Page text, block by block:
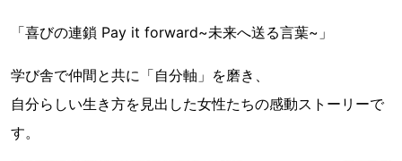
「喜びの連鎖 Pay it forward~未来へ送る言葉~」
学び舎で仲間と共に「自分軸」を磨き、
自分らしい生き方を見出した女性たちの感動ストーリーで
す。